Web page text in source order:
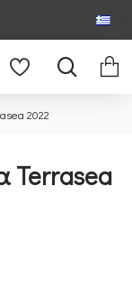
2022
Terrasea